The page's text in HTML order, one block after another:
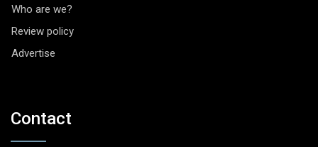
Who are we?
Review policy
Advertise
Contact